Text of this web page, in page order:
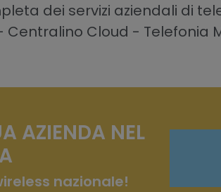
dei servizi aziendali di
Cloud - Telefonia
AZIENDA NEL
nazionale!